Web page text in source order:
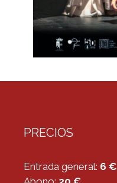
PRECIOS
Entrada general: 6 €